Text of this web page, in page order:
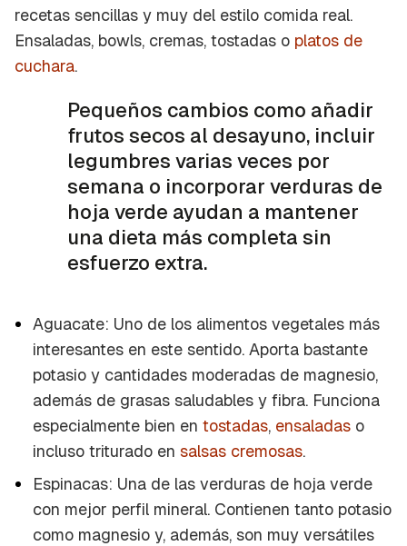
recetas sencillas y muy del estilo comida real.
Ensaladas, bowls, cremas, tostadas o platos de
cuchara.
Pequeños cambios como añadir
frutos secos al desayuno, incluir
legumbres varias veces por
semana o incorporar verduras de
hoja verde ayudan a mantener
una dieta más completa sin
esfuerzo extra.
Aguacate: Uno de los alimentos vegetales más
interesantes en este sentido. Aporta bastante
potasio y cantidades moderadas de magnesio,
además de grasas saludables y fibra. Funciona
especialmente bien en tostadas, ensaladas o
incluso triturado en salsas cremosas.
Espinacas: Una de las verduras de hoja verde
con mejor perfil mineral. Contienen tanto potasio
como magnesio y, además, son muy versátiles